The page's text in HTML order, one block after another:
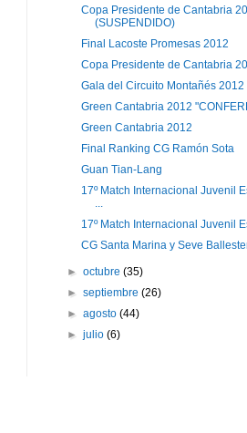
Copa Presidente de Cantabria
(SUSPENDIDO)
Final Lacoste Promesas 2012
Copa Presidente de Cantabria
Gala del Circuito Montañés 2012
Green Cantabria 2012
Green Cantabria 2012
Final Ranking CG Ramón Sota
Guan Tian-Lang
17º Match Internacional Juvenil
...
17º Match Internacional Juvenil
CG Santa Marina y Seve
►octubre(35)
►septiembre(26)
►agosto(44)
►julio(6)